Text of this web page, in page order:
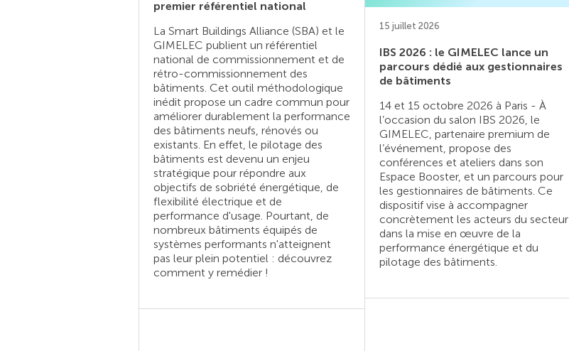
premier référentiel national
La Smart Buildings Alliance (SBA) et le
GIMELEC publient un référentiel
national de commissionnement et de
rétro-commissionnement des
bâtiments. Cet outil méthodologique
inédit propose un cadre commun pour
améliorer durablement la performance
des bâtiments neufs, rénovés ou
existants. En effet, le pilotage des
bâtiments est devenu un enjeu
stratégique pour répondre aux
objectifs de sobriété énergétique, de
flexibilité électrique et de
performance d'usage. Pourtant, de
nombreux bâtiments équipés de
systèmes performants n'atteignent
pas leur plein potentiel : découvrez
comment y remédier !
15 juillet 2026
IBS 2026 : le GIMELEC lance un
parcours dédié aux gestionnaires
de bâtiments
14 et 15 octobre 2026 à Paris - À
l’occasion du salon IBS 2026, le
GIMELEC, partenaire premium de
l’événement, propose des
conférences et ateliers dans son
Espace Booster, et un parcours pour
les gestionnaires de bâtiments. Ce
dispositif vise à accompagner
concrètement les acteurs du secteur
dans la mise en œuvre de la
performance énergétique et du
pilotage des bâtiments.